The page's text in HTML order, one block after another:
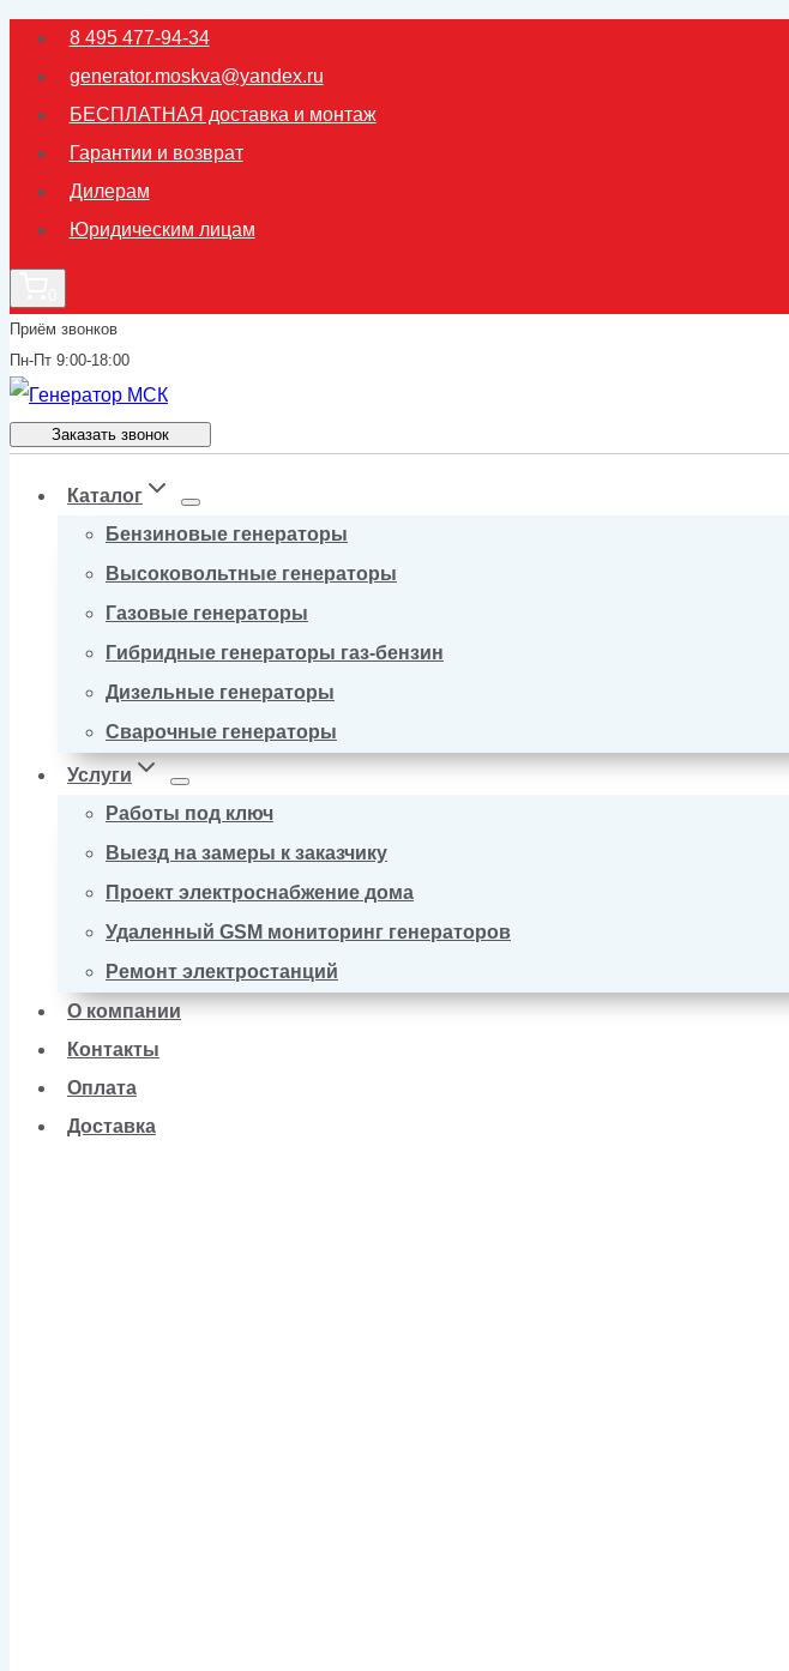
Перейти
содержимому
8 495 477-94-34
generator.moskva@yandex.ru
БЕСПЛАТНАЯ доставка и монтаж
Гарантии и возврат
Дилерам
Юридическим лицам
Приём звонков
Пн-Пт 9:00-18:00
Заказать звонок
Каталог
Бензиновые генераторы
Высоковольтные генераторы
Газовые генераторы
Гибридные генераторы газ-бензин
Дизельные генераторы
Сварочные генераторы
Услуги
Работы под ключ
Выезд на замеры к заказчику
Проект электроснабжение дома
Удаленный GSM мониторинг генераторов
Ремонт электростанций
О компании
Контакты
Оплата
Доставка